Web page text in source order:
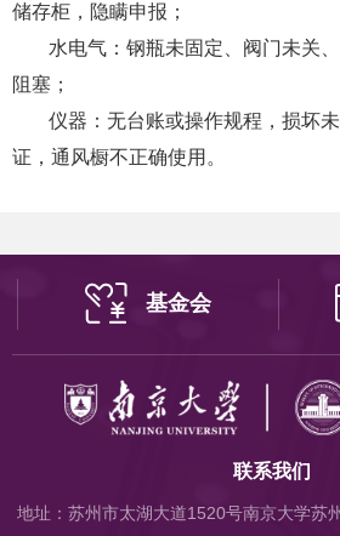
储存柜，隐瞒申报；
水电气：钢瓶未固定、阀门未关
阻塞；
仪器：无台账或操作规程，损坏
证，通风橱不正确使用。
基金会
联系我们
地址：苏州市太湖大道1520号南京大学苏